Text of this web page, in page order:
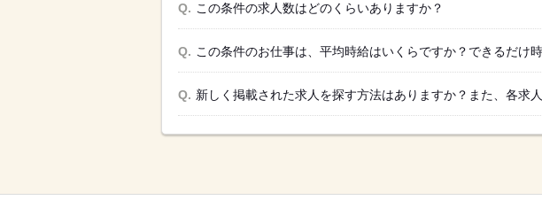
Q. この条件の求人数はどのくらいありますか？
Q. この条件のお仕事は、平均時給はいくらですか？できるだけ
Q. 新しく掲載された求人を探す方法はありますか？また、各求